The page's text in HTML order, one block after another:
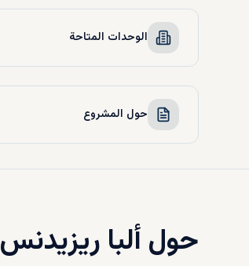
الوحدات المتاحة
حول المشروع
حولألبا ريزيدنس